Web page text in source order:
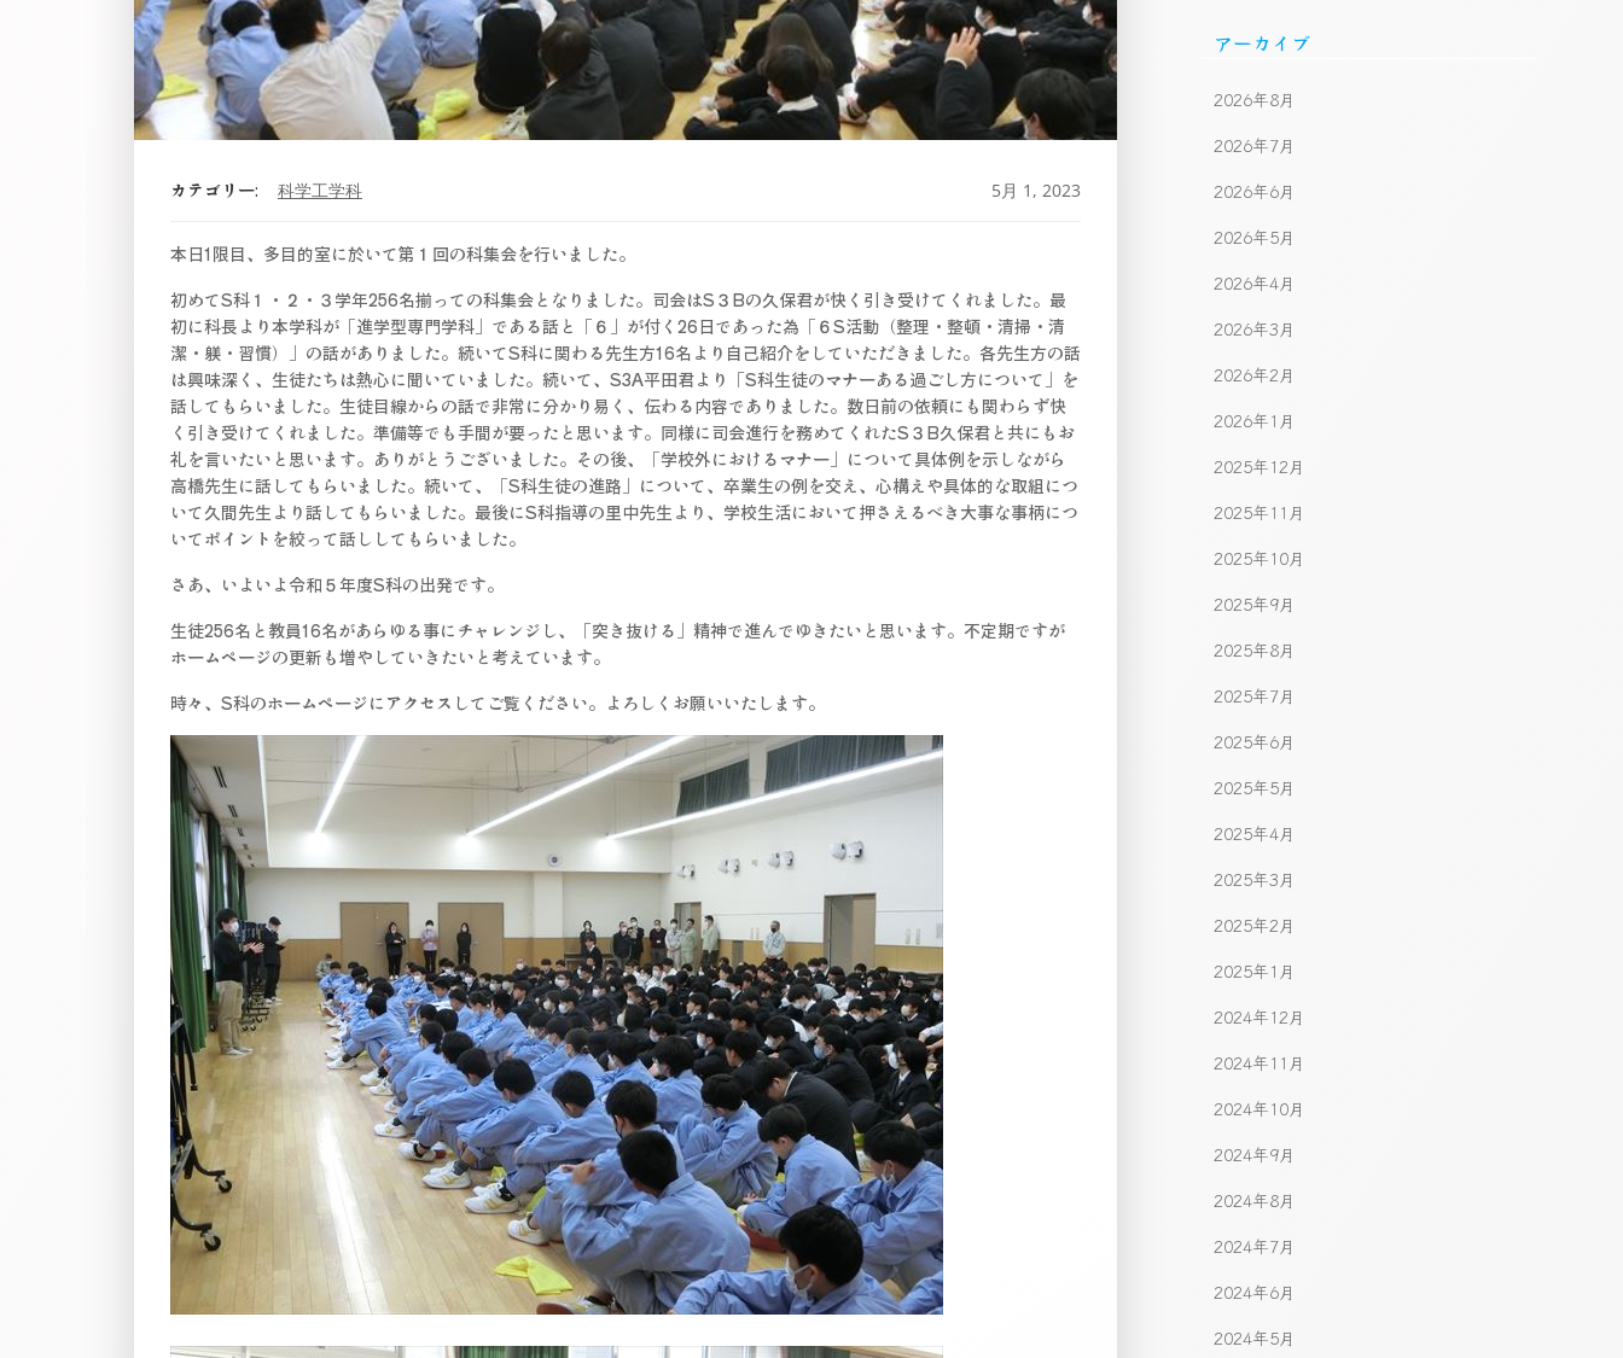
カテゴリー: 科学工学科 5月 1, 2023
本日1限目、多目的室に於いて第１回の科集会を行いました。
初めてS科１・２・３学年256名揃っての科集会となりました。司会はS３Bの久保君が快く引き受けてくれました。最
初に科長より本学科が「進学型専門学科」である話と「６」が付く26日であった為「６S活動（整理・整頓・清掃・清
潔・躾・習慣）」の話がありました。続いてS科に関わる先生方16名より自己紹介をしていただきました。各先生方の話
は興味深く、生徒たちは熱心に聞いていました。続いて、S3A平田君より「S科生徒のマナーある過ごし方について」を
話してもらいました。生徒目線からの話で非常に分かり易く、伝わる内容でありました。数日前の依頼にも関わらず快
く引き受けてくれました。準備等でも手間が要ったと思います。同様に司会進行を務めてくれたS３B久保君と共にもお
礼を言いたいと思います。ありがとうございました。その後、「学校外におけるマナー」について具体例を示しながら
高橋先生に話してもらいました。続いて、「S科生徒の進路」について、卒業生の例を交え、心構えや具体的な取組につ
いて久間先生より話してもらいました。最後にS科指導の里中先生より、学校生活において押さえるべき大事な事柄につ
いてポイントを絞って話ししてもらいました。
さあ、いよいよ令和５年度S科の出発です。
生徒256名と教員16名があらゆる事にチャレンジし、「突き抜ける」精神で進んでゆきたいと思います。不定期ですが
ホームページの更新も増やしていきたいと考えています。
時々、S科のホームページにアクセスしてご覧ください。よろしくお願いいたします。
アーカイブ
2026年8月
2026年7月
2026年6月
2026年5月
2026年4月
2026年3月
2026年2月
2026年1月
2025年12月
2025年11月
2025年10月
2025年9月
2025年8月
2025年7月
2025年6月
2025年5月
2025年4月
2025年3月
2025年2月
2025年1月
2024年12月
2024年11月
2024年10月
2024年9月
2024年8月
2024年7月
2024年6月
2024年5月